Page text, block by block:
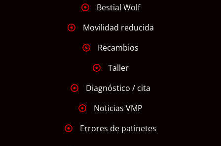
Bestial Wolf
Movilidad reducida
Recambios
Taller
Diagnóstico / cita
Noticias VMP
Errores de patinetes